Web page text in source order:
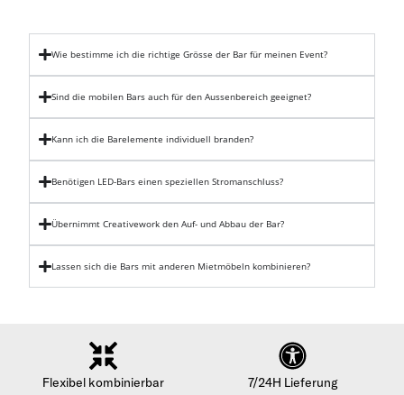
Wie bestimme ich die richtige Grösse der Bar für meinen Event?
Sind die mobilen Bars auch für den Aussenbereich geeignet?
Kann ich die Barelemente individuell branden?
Benötigen LED-Bars einen speziellen Stromanschluss?
Übernimmt Creativework den Auf- und Abbau der Bar?
Lassen sich die Bars mit anderen Mietmöbeln kombinieren?
Flexibel kombinierbar 7/24H Lieferung